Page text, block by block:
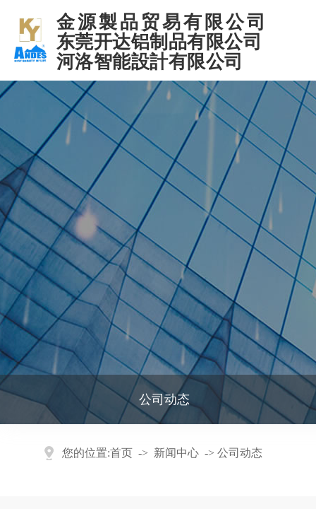
金源製品贸易有限公司
东莞开达铝制品有限公司
河洛智能設計有限公司
公司动态
您的位置:首页 -> 新闻中心 -> 公司动态